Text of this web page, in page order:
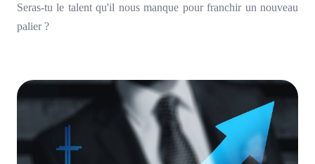
Seras-tu le talent qu'il nous manque pour franchir un nouveau
palier ?